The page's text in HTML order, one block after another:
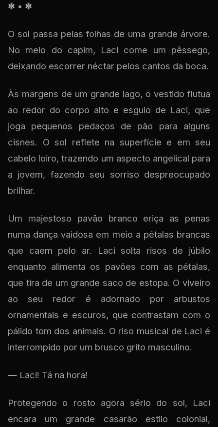
✽ • ✽
O sol passa pelas folhas de uma grande árvore.
No meio do capim, Laci come um pêssego,
deixando escorrer néctar pelos cantos da boca.
Às margens de um grande lago, o vestido flutua
ao redor do corpo alto e esguio de Laci, que
joga pequenos pedaços de pão para alguns
cisnes. O sol reflete na superfície e em seu
cabelo loiro, trazendo um aspecto angelical para
a jovem, fazendo seu sorriso despreocupado
brilhar.
Um majestoso pavão branco eriça as penas
numa dança vaidosa em meio a pétalas brancas
que caem pelo ar. Laci solta risos de júbilo
enquanto alimenta os pavões com as pétalas,
que tira de um grande saco de estopa. O viveiro
ao seu redor é adornado por arbustos
ornamentais e escuros, que contrastam com o
pálido tom dos animais. O riso musical de Laci é
interrompido por um brusco grito masculino.
— Laci! Tá na hora!
Protegendo o rosto agora sério do sol, Laci
encara um grande casarão estilo colonial,